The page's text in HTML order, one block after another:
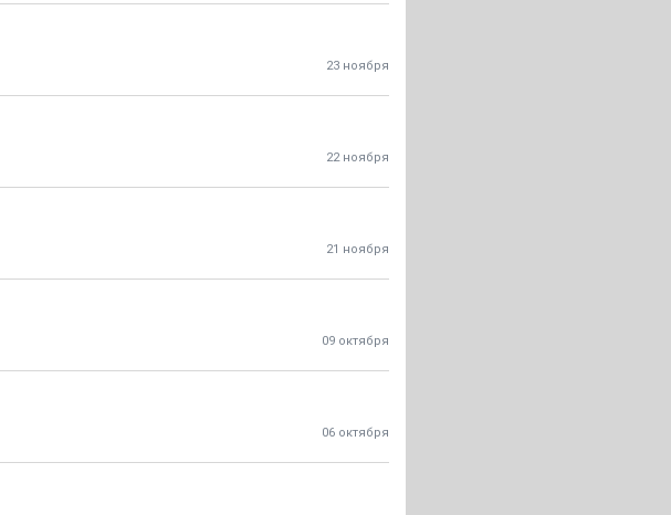
23 ноября
22 ноября
21 ноября
09 октября
06 октября